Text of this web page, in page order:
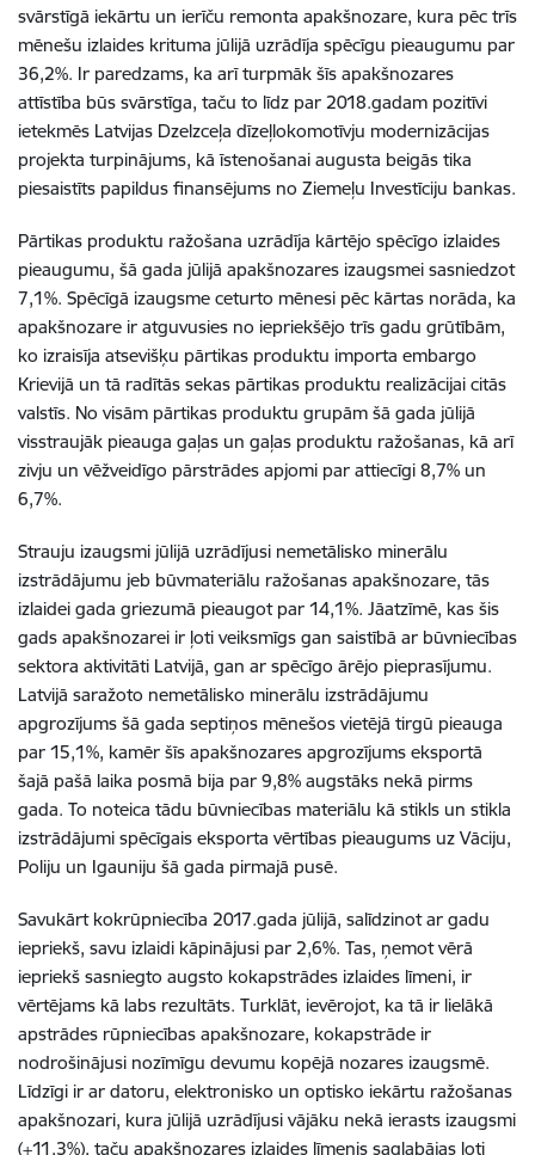
svārstīgā iekārtu un ierīču remonta apakšnozare, kura pēc trīs
mēnešu izlaides krituma jūlijā uzrādīja spēcīgu pieaugumu par
36,2%. Ir paredzams, ka arī turpmāk šīs apakšnozares
attīstība būs svārstīga, taču to līdz par 2018.gadam pozitīvi
ietekmēs Latvijas Dzelzceļa dīzeļlokomotīvju modernizācijas
projekta turpinājums, kā īstenošanai augusta beigās tika
piesaistīts papildus finansējums no Ziemeļu Investīciju bankas.
Pārtikas produktu ražošana uzrādīja kārtējo spēcīgo izlaides
pieaugumu, šā gada jūlijā apakšnozares izaugsmei sasniedzot
7,1%. Spēcīgā izaugsme ceturto mēnesi pēc kārtas norāda, ka
apakšnozare ir atguvusies no iepriekšējo trīs gadu grūtībām,
ko izraisīja atsevišķu pārtikas produktu importa embargo
Krievijā un tā radītās sekas pārtikas produktu realizācijai citās
valstīs. No visām pārtikas produktu grupām šā gada jūlijā
visstraujāk pieauga gaļas un gaļas produktu ražošanas, kā arī
zivju un vēžveidīgo pārstrādes apjomi par attiecīgi 8,7% un
6,7%.
Strauju izaugsmi jūlijā uzrādījusi nemetālisko minerālu
izstrādājumu jeb būvmateriālu ražošanas apakšnozare, tās
izlaidei gada griezumā pieaugot par 14,1%. Jāatzīmē, kas šis
gads apakšnozarei ir ļoti veiksmīgs gan saistībā ar būvniecības
sektora aktivitāti Latvijā, gan ar spēcīgo ārējo pieprasījumu.
Latvijā saražoto nemetālisko minerālu izstrādājumu
apgrozījums šā gada septiņos mēnešos vietējā tirgū pieauga
par 15,1%, kamēr šīs apakšnozares apgrozījums eksportā
šajā pašā laika posmā bija par 9,8% augstāks nekā pirms
gada. To noteica tādu būvniecības materiālu kā stikls un stikla
izstrādājumi spēcīgais eksporta vērtības pieaugums uz Vāciju,
Poliju un Igauniju šā gada pirmajā pusē.
Savukārt kokrūpniecība 2017.gada jūlijā, salīdzinot ar gadu
iepriekš, savu izlaidi kāpinājusi par 2,6%. Tas, ņemot vērā
iepriekš sasniegto augsto kokapstrādes izlaides līmeni, ir
vērtējams kā labs rezultāts. Turklāt, ievērojot, ka tā ir lielākā
apstrādes rūpniecības apakšnozare, kokapstrāde ir
nodrošinājusi nozīmīgu devumu kopējā nozares izaugsmē.
Līdzīgi ir ar datoru, elektronisko un optisko iekārtu ražošanas
apakšnozari, kura jūlijā uzrādījusi vājāku nekā ierasts izaugsmi
(+11,3%), taču apakšnozares izlaides līmenis saglabājas ļoti